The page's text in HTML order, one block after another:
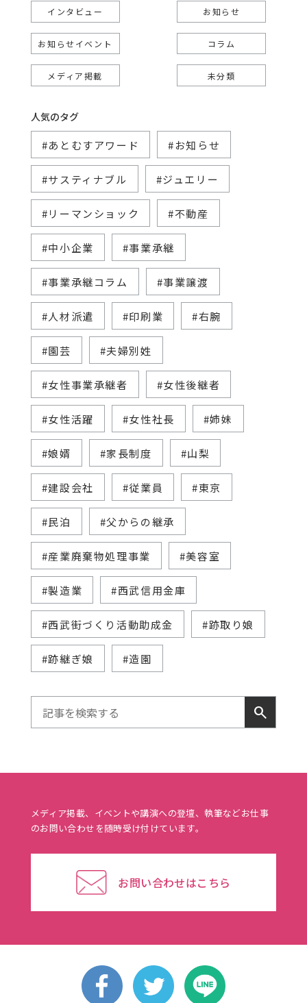
インタビュー お知らせ
お知らせイベント コラム
メディア掲載 未分類
人気のタグ
#あとむすアワード #お知らせ
#サスティナブル #ジュエリー
#リーマンショック #不動産
#中小企業 #事業承継
#事業承継コラム #事業譲渡
#人材派遣 #印刷業 #右腕
#園芸 #夫婦別姓
#女性事業承継者 #女性後継者
#女性活躍 #女性社長 #姉妹
#娘婿 #家長制度 #山梨
#建設会社 #従業員 #東京
#民泊 #父からの継承
#産業廃棄物処理事業 #美容室
#製造業 #西武信用金庫
#西武街づくり活動助成金 #跡取り娘
#跡継ぎ娘 #造園
search
メディア掲載、イベントや講演への登壇、執筆などお仕事
のお問い合わせを随時受け付けています。
お問い合わせはこちら